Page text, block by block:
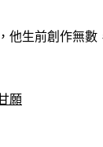
生前創作無
願